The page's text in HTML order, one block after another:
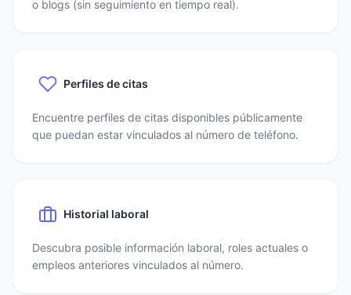
o blogs (sin seguimiento en tiempo real).
Perfiles de citas
Encuentre perfiles de citas disponibles públicamente
que puedan estar vinculados al número de teléfono.
Historial laboral
Descubra posible información laboral, roles actuales o
empleos anteriores vinculados al número.